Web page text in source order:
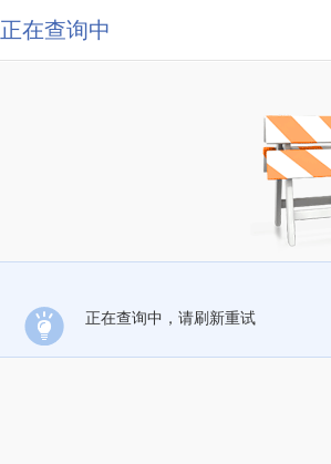
正在查询中
正在查询中，请刷新重试